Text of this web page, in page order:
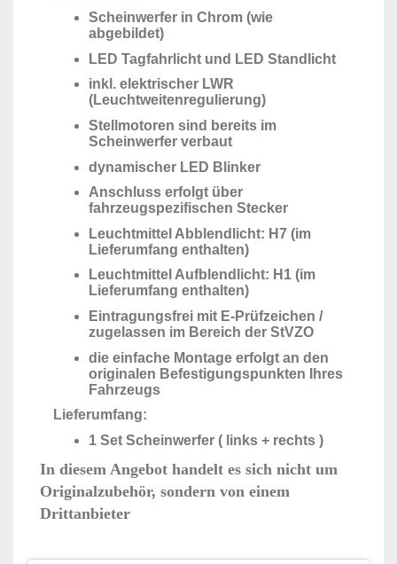
Scheinwerfer in Chrom (wie
abgebildet)
LED Tagfahrlicht und LED Standlicht
inkl. elektrischer LWR
(Leuchtweitenregulierung)
Stellmotoren sind bereits im
Scheinwerfer verbaut
dynamischer LED Blinker
Anschluss erfolgt über
fahrzeugspezifischen Stecker
Leuchtmittel Abblendlicht: H7 (im
Lieferumfang enthalten)
Leuchtmittel Aufblendlicht: H1 (im
Lieferumfang enthalten)
Eintragungsfrei mit E-Prüfzeichen /
zugelassen im Bereich der StVZO
die einfache Montage erfolgt an den
originalen Befestigungspunkten Ihres
Fahrzeugs
Lieferumfang:
1 Set Scheinwerfer ( links + rechts )
In diesem Angebot handelt es sich nicht um
Originalzubehör, sondern von einem
Drittanbieter